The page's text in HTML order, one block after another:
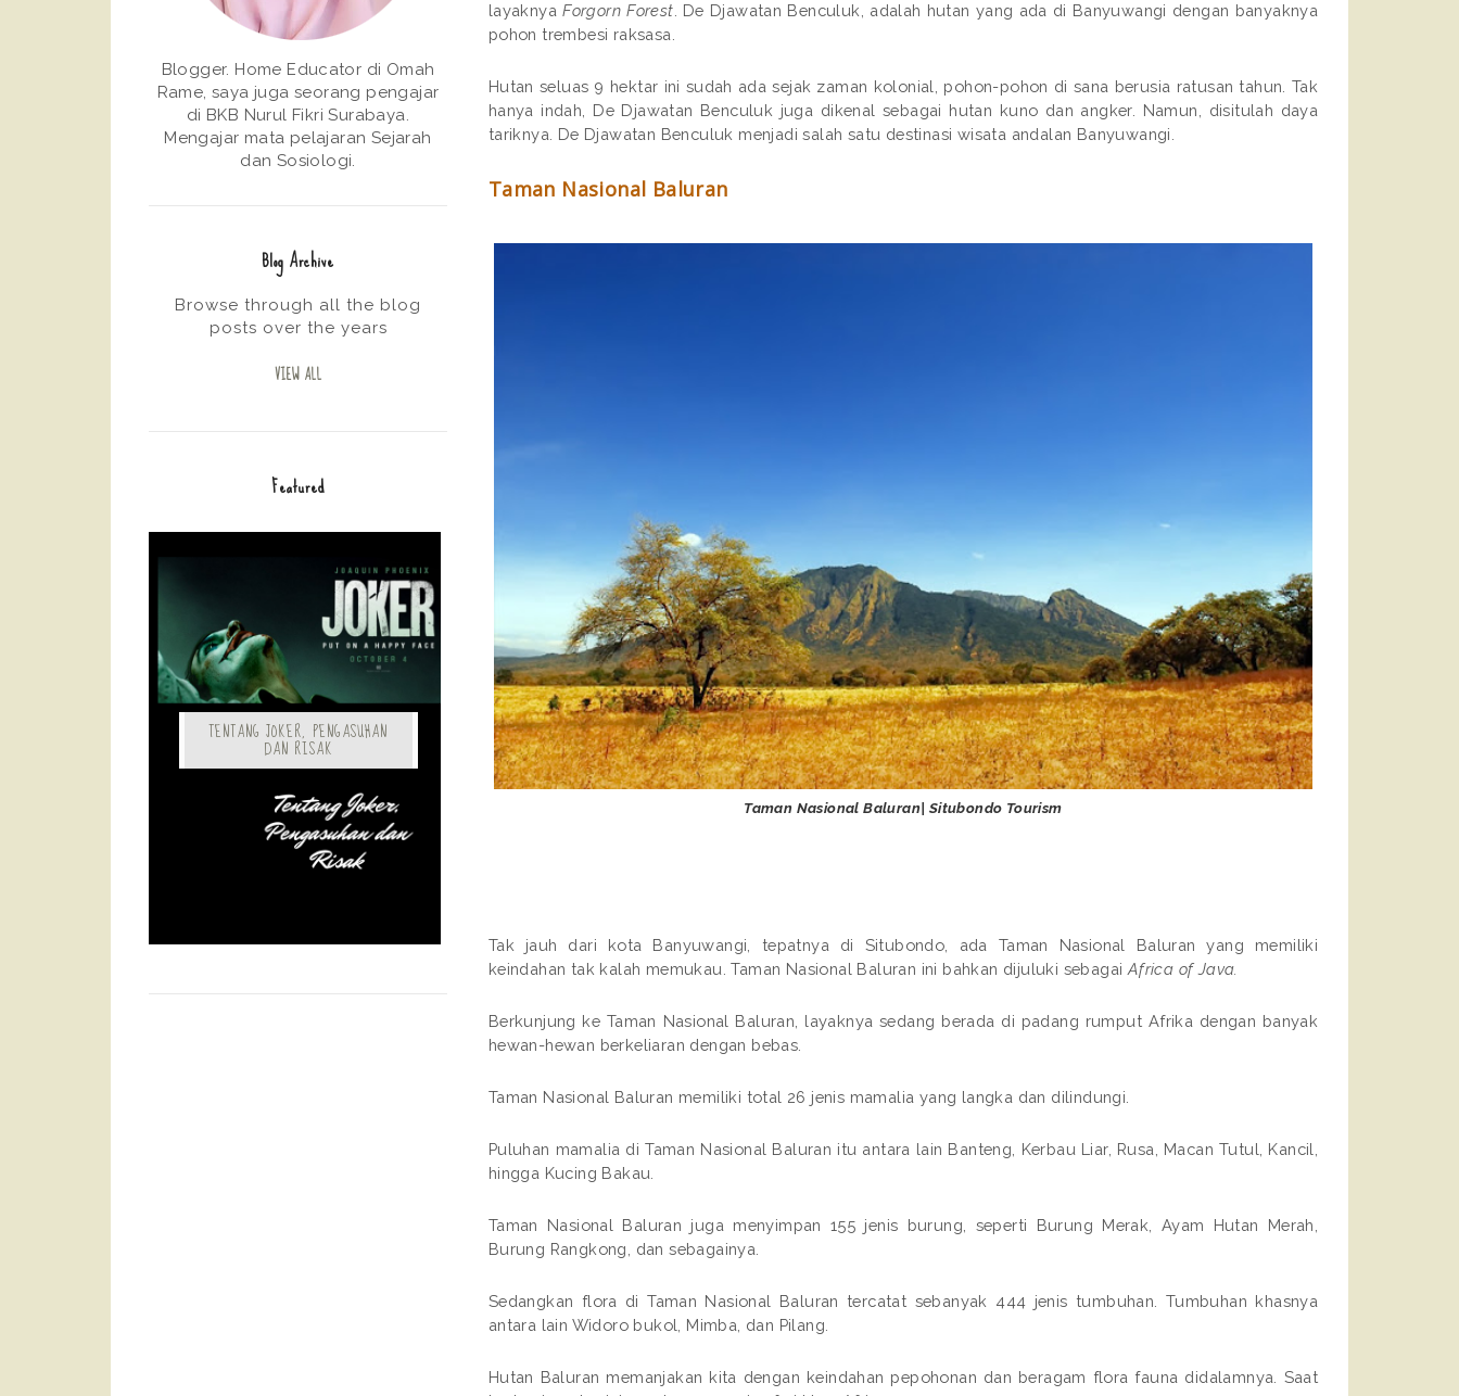
layaknyaForgorn Forest . De Djawatan Benculuk, adalah hutan yang ada di Banyuwangi dengan banyaknya
pohon trembesi raksasa.
Hutan seluas 9 hektar ini sudah ada sejak zaman kolonial, pohon-pohon di sana berusia ratusan tahun. Tak
hanya indah, De Djawatan Benculuk juga dikenal sebagai hutan kuno dan angker. Namun, disitulah daya
tariknya. De Djawatan Benculuk menjadi salah satu destinasi wisata andalan Banyuwangi.
Taman Nasional Baluran
Taman Nasional Baluran| Situbondo Tourism
Tak jauh dari kota Banyuwangi, tepatnya di Situbondo, ada Taman Nasional Baluran yang memiliki
keindahan tak kalah memukau. Taman Nasional Baluran ini bahkan dijuluki sebagai Africa of Java.
Berkunjung ke Taman Nasional Baluran, layaknya sedang berada di padang rumput Afrika dengan banyak
hewan-hewan berkeliaran dengan bebas.
Taman Nasional Baluran memiliki total 26 jenis mamalia yang langka dan dilindungi.
Puluhan mamalia di Taman Nasional Baluran itu antara lain Banteng, Kerbau Liar, Rusa, Macan Tutul, Kancil,
hingga Kucing Bakau.
Taman Nasional Baluran juga menyimpan 155 jenis burung, seperti Burung Merak, Ayam Hutan Merah,
Burung Rangkong, dan sebagainya.
Sedangkan flora di Taman Nasional Baluran tercatat sebanyak 444 jenis tumbuhan. Tumbuhan khasnya
antara lain Widoro bukol, Mimba, dan Pilang.
Hutan Baluran memanjakan kita dengan keindahan pepohonan dan beragam flora fauna didalamnya. Saat
Blogger. Home Educator di Omah
Rame, saya juga seorang pengajar
di BKB Nurul Fikri Surabaya.
Mengajar mata pelajaran Sejarah
dan Sosiologi.
Blog Archive
Browse through all the blog
posts over the years
VIEW ALL
Featured
TENTANG JOKER, PENGASUHAN
DAN RISAK